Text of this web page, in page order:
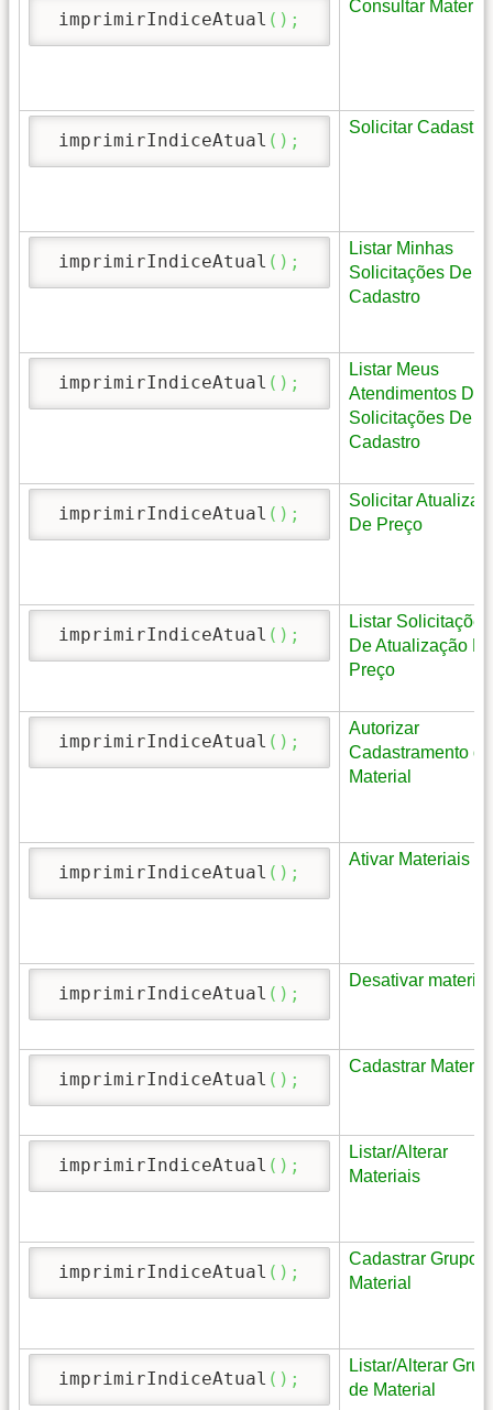
imprimirIndiceAtual ( ) ;
Consultar Material
imprimirIndiceAtual ( ) ;
Solicitar Cadastro
imprimirIndiceAtual ( ) ;
Listar Minhas
Solicitações De
Cadastro
imprimirIndiceAtual ( ) ;
Listar Meus
Atendimentos De
Solicitações De
Cadastro
imprimirIndiceAtual ( ) ;
Solicitar
De Preço
imprimirIndiceAtual ( ) ;
Listar Solicitações
De Atualização
Preço
imprimirIndiceAtual ( ) ;
Autorizar
Cadastramento de
Material
imprimirIndiceAtual ( ) ;
Ativar Materiais
imprimirIndiceAtual ( ) ;
Desativar
imprimirIndiceAtual ( ) ;
Cadastrar Material
imprimirIndiceAtual ( ) ;
Listar/Alterar
Materiais
imprimirIndiceAtual ( ) ;
Cadastrar Grupo
Material
imprimirIndiceAtual ( ) ;
Listar/Alterar
de Material